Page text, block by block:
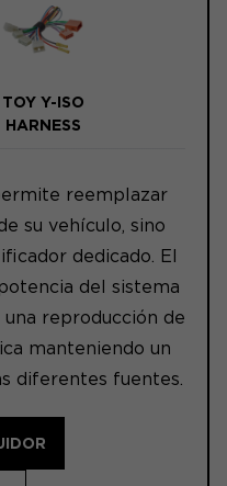
TOY Y-ISO
HARNESS
reemplazar
su vehículo, sino
dedicado. El
del sistema
reproducción de
manteniendo un
diferentes fuentes.